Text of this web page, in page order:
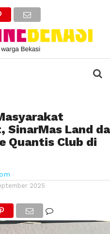
SinarMas Land
Quantis Club di
2025